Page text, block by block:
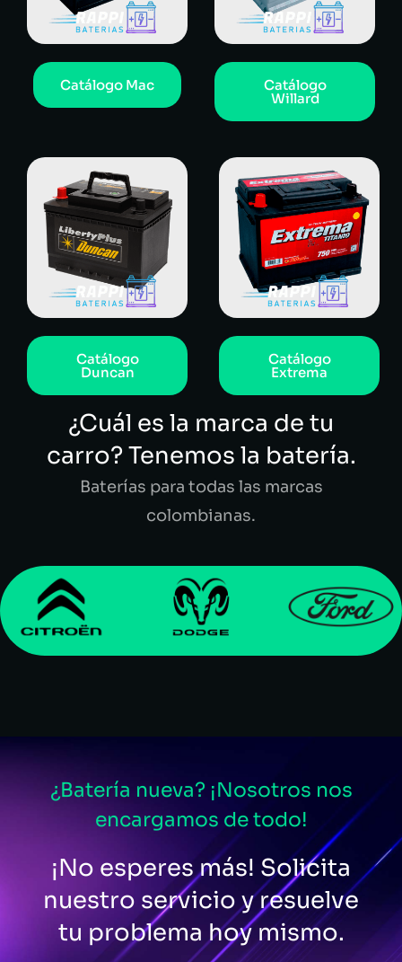
Catálogo Mac Catálogo
Willard
Catálogo
Duncan
Catálogo
Extrema
¿Cuál es la marca de tu
carro? Tenemos la batería.
Baterías para todas las marcas
colombianas.
¿Batería nueva? ¡Nosotros nos
encargamos de todo!
¡No esperes más! Solicita
nuestro servicio y resuelve
tu problema hoy mismo.